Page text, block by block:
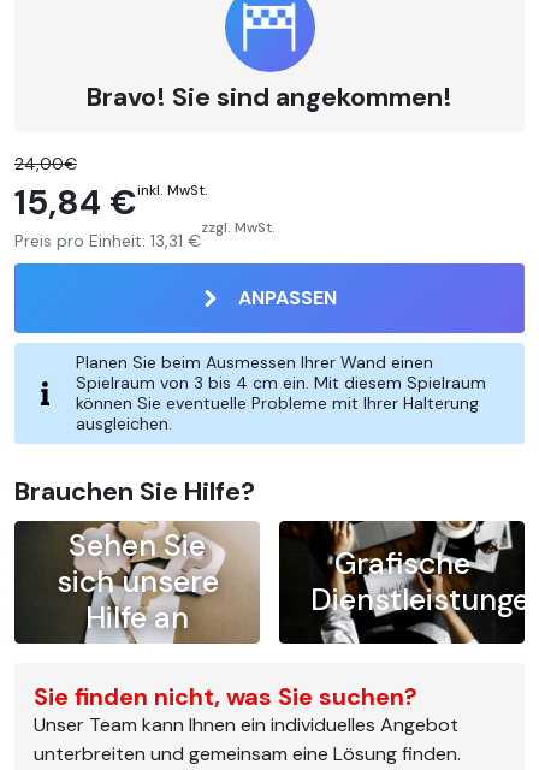
Bravo! Sie sind angekommen!
24,00€
15,84 €inkl. MwSt.
Preis pro Einheit: 13,31 €
zzgl. MwSt.
ANPASSEN
Planen Sie beim Ausmessen Ihrer Wand einen
Spielraum von 3 bis 4 cm ein. Mit diesem Spielraum
können Sie eventuelle Probleme mit Ihrer Halterung
ausgleichen.
Brauchen Sie Hilfe?
Sehen Sie
sich unsere
Hilfe an
Grafische
Sie finden nicht, was Sie suchen?
Unser Team kann Ihnen ein individuelles Angebot
unterbreiten und gemeinsam eine Lösung finden.